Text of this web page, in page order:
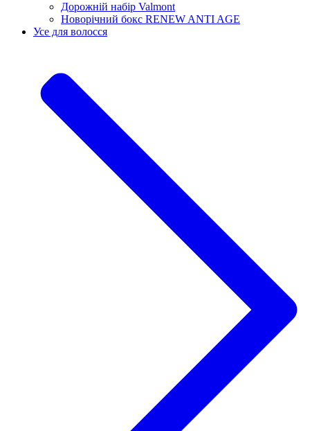
Дорожній набір Valmont
Новорічний бокс RENEW ANTI AGE
Усе для волосся